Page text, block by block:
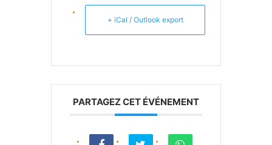
+ iCal / Outlook export
PARTAGEZ CET ÉVÉNEMENT